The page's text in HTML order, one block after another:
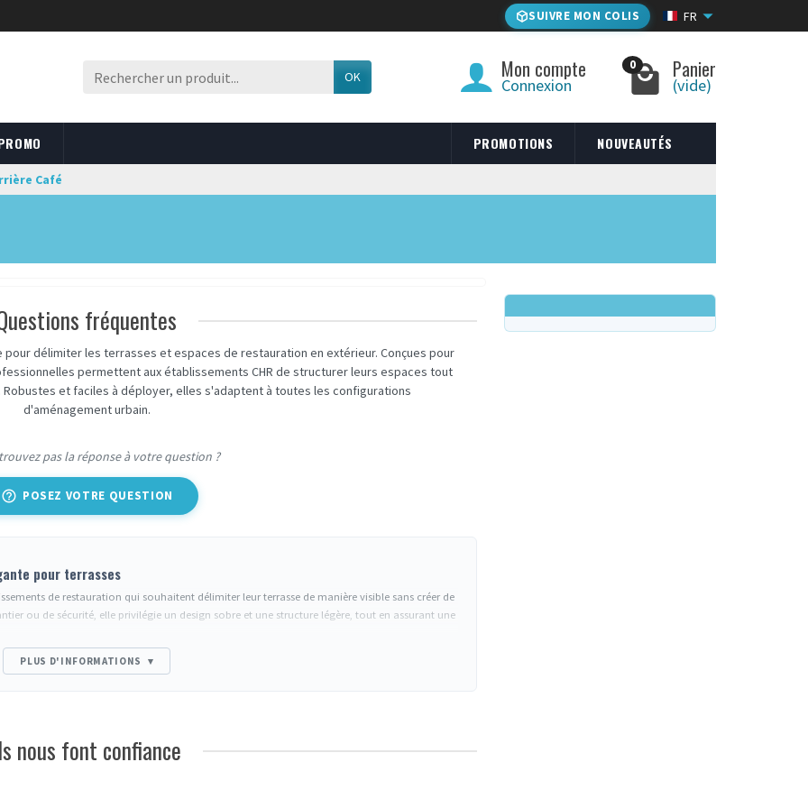
SUIVRE MON COLIS FR
OK Mon compte
Connexion
0 Panier
(vide)
PROMOTIONS NOUVEAUTÉS
Café
fréquentes
délimiter les terrasses et espaces de restauration en extérieur. Conçues pour
permettent aux établissements CHR de structurer leurs espaces tout
et faciles à déployer, elles s'adaptent à toutes les configurations
d'aménagement urbain.
pas la réponse à votre question ?
help_outline POSEZ VOTRE QUESTION
pour terrasses
de restauration qui souhaitent délimiter leur terrasse de manière visible sans créer de
ou de sécurité, elle privilégie un design sobre et une structure légère, tout en assurant une
tubulaire avec une finition résistante aux intempéries. Leur conception modulaire
la forme de l'espace à délimiter. Le poids contenu facilite la manipulation quotidienne par
pour professionnelspour matérialiser l'emprise de leur terrasse sur le domaine public ou
d'occupation de l'espace public tout en créant une zone identifiable pour la
PLUS D'INFORMATIONS ▾
nous font confiance